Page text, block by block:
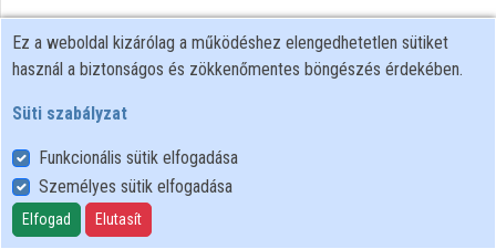
Felhasználói szabályzat
Adatkezelési tájékoztató
Süti szabályzat
Ez a weboldal kizárólag a működéshez elengedhetetlen sütiket
használ a biztonságos és zökkenőmentes böngészés érdekében.
Süti szabályzat
Funkcionális sütik elfogadása
Személyes sütik elfogadása
Elfogad Elutasít